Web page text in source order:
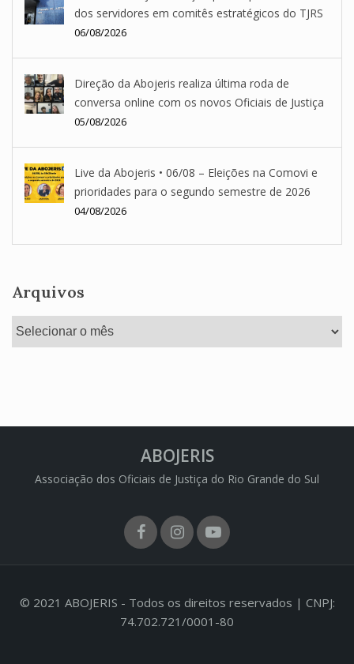
dos servidores em comitês estratégicos do TJRS
06/08/2026
Direção da Abojeris realiza última roda de
conversa online com os novos Oficiais de Justiça
05/08/2026
Live da Abojeris • 06/08 – Eleições na Comovi e
prioridades para o segundo semestre de 2026
04/08/2026
Arquivos
Arquivos
ABOJERIS
Associação dos Oficiais de Justiça do Rio Grande do Sul
FacebookInstagram
Youtube
© 2021 ABOJERIS - Todos os direitos reservados | CNPJ:
74.702.721/0001-80